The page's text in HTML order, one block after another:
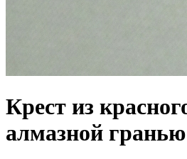
Крест из
алмазной гранью